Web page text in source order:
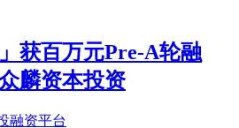
获百万元Pre-A轮融
麟资本投资